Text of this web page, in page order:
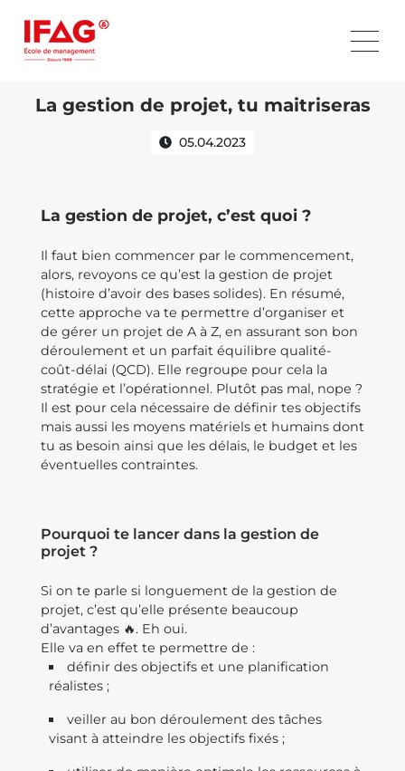
La gestion de projet, tu maitriseras
05.04.2023
La gestion de projet, c’est quoi ?
Il faut bien commencer par le commencement,
alors, revoyons ce qu’est la gestion de projet
(histoire d’avoir des bases solides). En résumé,
cette approche va te permettre d’organiser et
de gérer un projet de A à Z, en assurant son bon
déroulement et un parfait équilibre qualité-
coût-délai (QCD). Elle regroupe pour cela la
stratégie et l’opérationnel. Plutôt pas mal, nope ?
Il est pour cela nécessaire de définir tes objectifs
mais aussi les moyens matériels et humains dont
tu as besoin ainsi que les délais, le budget et les
éventuelles contraintes.
Pourquoi te lancer dans la gestion de
projet ?
Si on te parle si longuement de la gestion de
projet, c’est qu’elle présente beaucoup
d’avantages 🔥. Eh oui.
Elle va en effet te permettre de :
définir des objectifs et une planification
réalistes ;
veiller au bon déroulement des tâches
visant à atteindre les objectifs fixés ;